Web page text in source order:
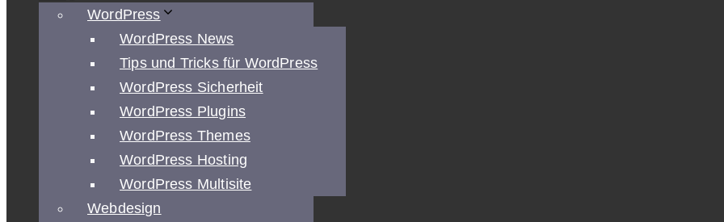
WordPress
WordPress News
Tips und Tricks für WordPress
WordPress Sicherheit
WordPress Plugins
WordPress Themes
WordPress Hosting
WordPress Multisite
Webdesign